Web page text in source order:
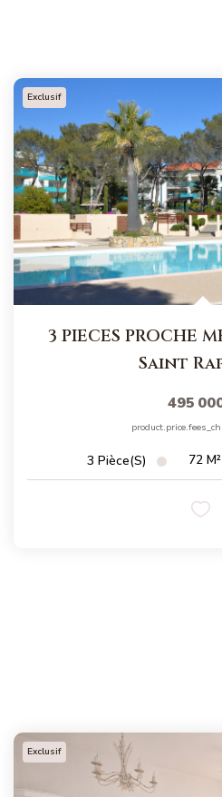
Exclusif
3 PIECES PROCHE
Saint
495
3 Pièce(s) 72 M²
Exclusif